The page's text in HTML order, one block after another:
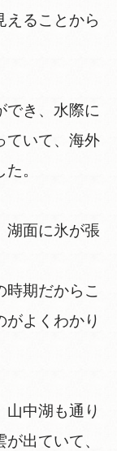
えることから
でき、水際に
ていて、海外
。
湖面に氷が張
時期だからこ
がよくわかり
山中湖も通り
出ていて、